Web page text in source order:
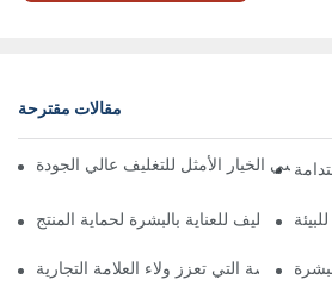
مقالات مقترحة
الخيار الأمثل للتغليف عالي الجودة
تغليف للعناية بالبشرة لحماية المنتج
المخصصة التي تعزز ولاء العلامة التجارية